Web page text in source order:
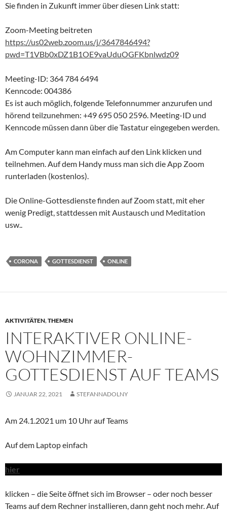
Sie finden in Zukunft immer über diesen Link statt:
Zoom-Meeting beitreten
https://us02web.zoom.us/j/3647846494?
pwd=T1VBb0xDZ1B1OE9vaUduOGFKbnlwdz09
Meeting-ID: 364 784 6494
Kenncode: 004386
Es ist auch möglich, folgende Telefonnummer anzurufen und
hörend teilzunehmen: +49 695 050 2596. Meeting-ID und
Kenncode müssen dann über die Tastatur eingegeben werden.
Am Computer kann man einfach auf den Link klicken und
teilnehmen. Auf dem Handy muss man sich die App Zoom
runterladen (kostenlos).
Die Online-Gottesdienste finden auf Zoom statt, mit eher
wenig Predigt, stattdessen mit Austausch und Meditation
usw..
CORONA GOTTESDIENST ONLINE
AKTIVITÄTEN,THEMEN
INTERAKTIVER ONLINE-
WOHNZIMMER-
GOTTESDIENST AUF TEAMS
JANUAR 22, 2021 STEFANNADOLNY
Am 24.1.2021 um 10 Uhr auf Teams
Auf dem Laptop einfach
hier
klicken – die Seite öffnet sich im Browser – oder noch besser
Teams auf dem Rechner installieren, dann geht noch mehr. Auf